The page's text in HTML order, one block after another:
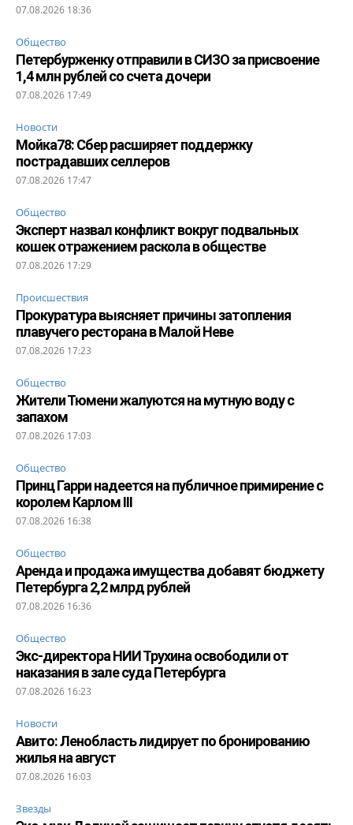
07.08.2026 18:36
Общество
Петербурженку отправили в СИЗО за присвоение
1,4 млн рублей со счета дочери
07.08.2026 17:49
Новости
Мойка78: Сбер расширяет поддержку
пострадавших селлеров
07.08.2026 17:47
Общество
Эксперт назвал конфликт вокруг подвальных
кошек отражением раскола в обществе
07.08.2026 17:29
Происшествия
Прокуратура выясняет причины затопления
плавучего ресторана в Малой Неве
07.08.2026 17:23
Общество
Жители Тюмени жалуются на мутную воду с
запахом
07.08.2026 17:03
Общество
Принц Гарри надеется на публичное примирение с
королем Карлом III
07.08.2026 16:38
Общество
Аренда и продажа имущества добавят бюджету
Петербурга 2,2 млрд рублей
07.08.2026 16:36
Общество
Экс-директора НИИ Трухина освободили от
наказания в зале суда Петербурга
07.08.2026 16:23
Новости
Авито: Ленобласть лидирует по бронированию
жилья на август
07.08.2026 16:03
Звезды